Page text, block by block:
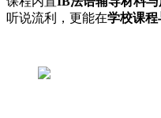
听说流利，更能在学校课程